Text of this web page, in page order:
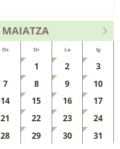
MAIATZA
Os Or La Ig
1 2
3
7 8 9
10
14 15 16
17
21 22 23
24
28 29 30 31